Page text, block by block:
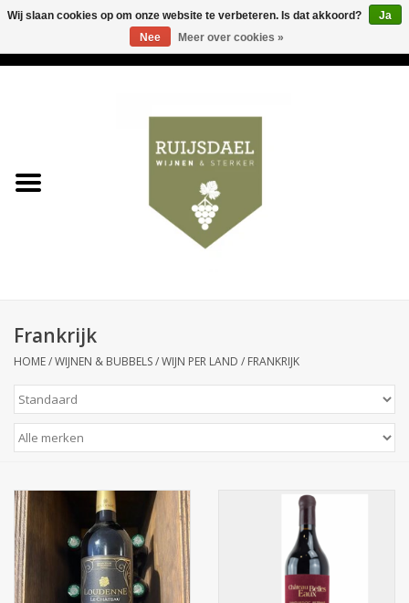
& sterker
Contact
Relatiegeschenken
Frankrijk
HOME/WIJNEN & BUBBELS/WIJN PER LAND / FRANKRIJK
Wij slaan cookies op om onze website te verbeteren. Is dat akkoord?
Ja
Nee
Meer over cookies »